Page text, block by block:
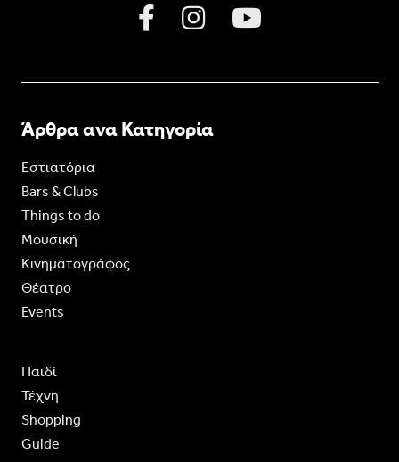
Άρθρα ανα Κατηγορία
Εστιατόρια
Bars & Clubs
Things to do
Moυσική
Κινηματογράφος
Θέατρο
Events
Παιδί
Τέχνη
Shopping
Guide